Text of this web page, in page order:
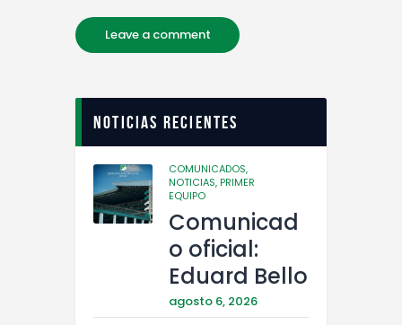
Noticias recientes
COMUNICADOS,
NOTICIAS,PRIMER
EQUIPO
Comunicad
o oficial:
Eduard Bello
agosto 6, 2026